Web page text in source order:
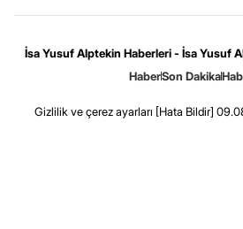
İsa Yusuf Alptekin Haberleri - İsa Yusuf
HaberSon Dakika
Gizlilik ve çerez ayarları [Hata Bildir]